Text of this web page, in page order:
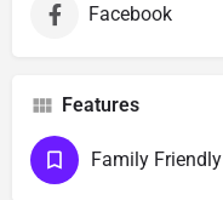
Facebook
Features
Family Friendly